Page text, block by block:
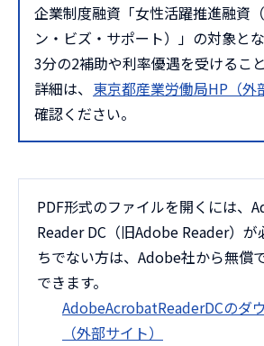
企業制度融資「女性活躍推進融資
ン・ビズ・サポート）」の対象と
3分の2補助や利率優遇を受けるこ
詳細は、 東京都産業労働局HP（外
確認ください。
PDF形式のファイルを開くには、
Reader DC（旧Adobe Reader）が
ちでない方は、Adobe社から無償
できます。
AdobeAcrobatReaderDCのダ
（外部サイト）